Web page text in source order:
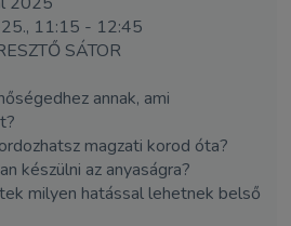
11:15 - 12:45
SÁTOR
annak, ami
magzati korod óta?
készülni az anyaságra?
milyen hatással lehetnek belső